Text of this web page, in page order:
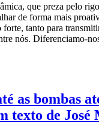
que preza pelo
de forma mais
forte, tanto para
nós. Diferenciamo-
as bombas
texto de José